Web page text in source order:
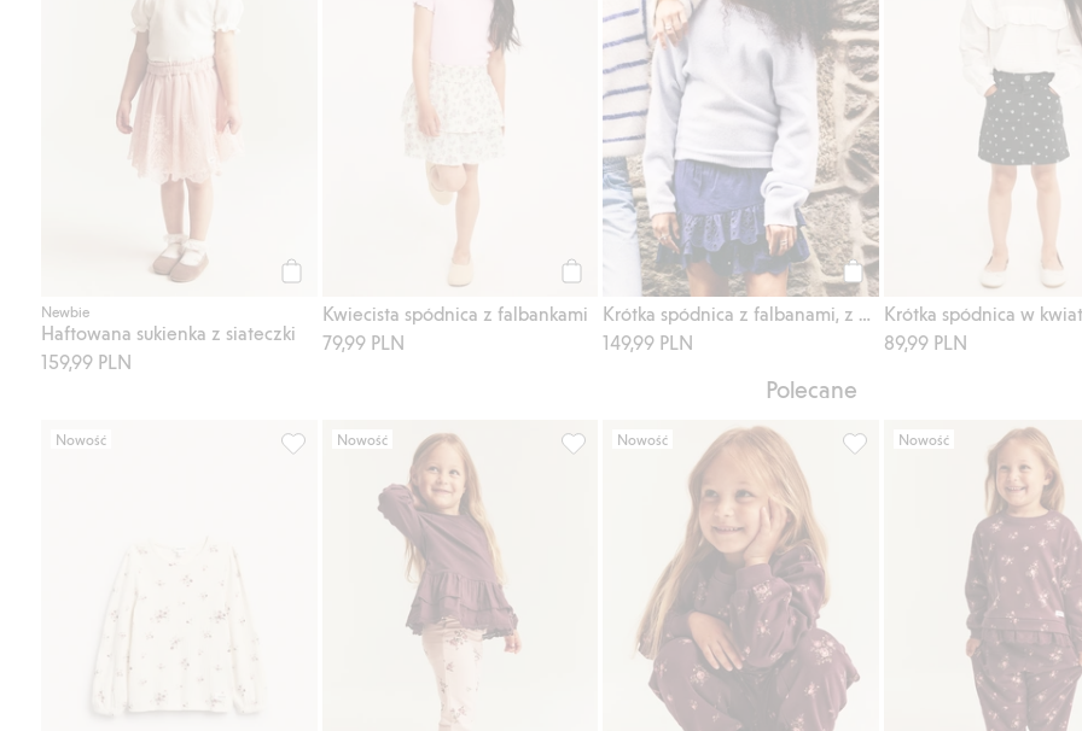
Newbie
Haftowana sukienka z siateczki
159,99 PLN
Kwiecista spódnica z falbankami
79,99 PLN
Kup
Krótka spódnica z falbanami, z haftem angielskim
149,99 PLN
89,99 PLN
Polecane
Nowość
Prążkowany top z nadrukiem jeżynowym, Dodaj do listy ulubione
Nowość
Top z długimi rękawami, z falbaną, Dodaj do listy ulubione
Nowość
Bluza z koronkową falbaną,
Nowość